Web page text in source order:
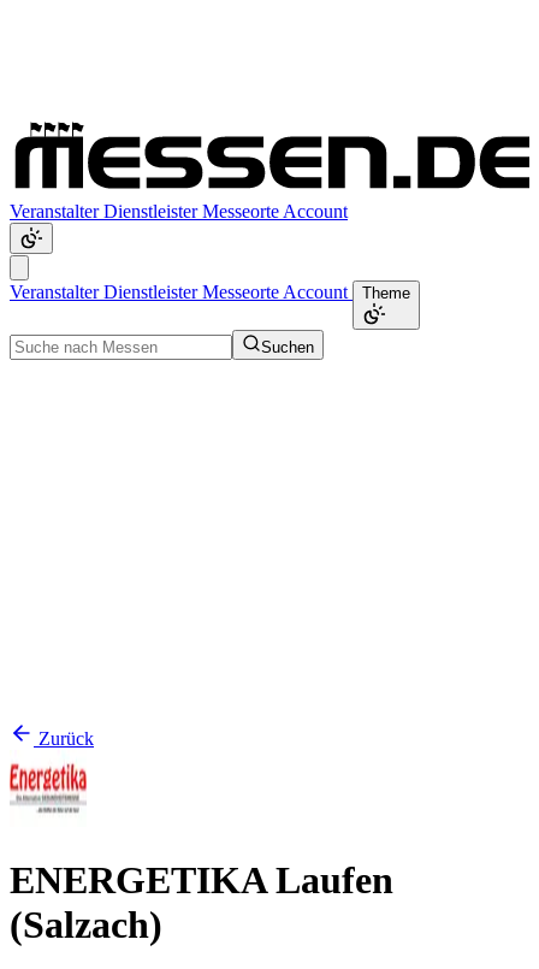
VeranstalterDienstleisterMesseorte Account
VeranstalterDienstleisterMesseorte Account Theme
Suchen
Zurück
ENERGETIKA Laufen
(Salzach)